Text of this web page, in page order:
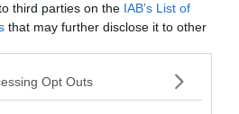
third parties on the IAB’s List of
that may further disclose it to other
Opt Outs
Montana, i giovani
le vetrate